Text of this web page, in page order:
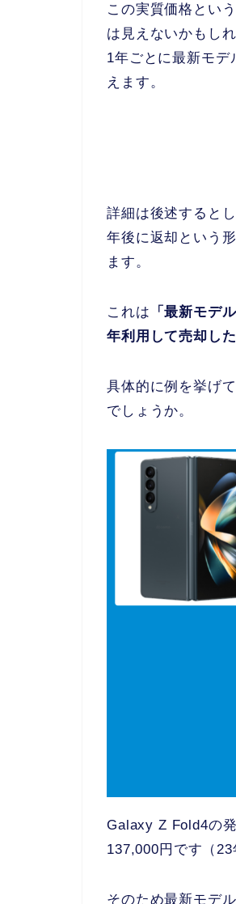
この実質価格とい
は見えないかもし
1年ごとに最新モデ
えます。
詳細は後述すると
年後に返却という
ます。
これは 「最新モデ
年利用して売却し
具体的に例を挙げ
でしょうか。
Galaxy Z Fold4の
137,000円です（23
そのため最新モデ